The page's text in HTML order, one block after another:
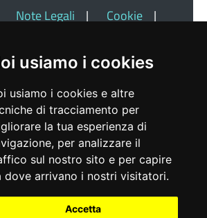
usiamo i cookies
usiamo i cookies e altre
di tracciamento per
la tua esperienza di
per analizzare il
sul nostro sito e per capire
dove arrivano i nostri visitatori.
Accetta
Note Legali | Cookie
|
Di Accessibilità
Redazione|
Cookie
Insiel